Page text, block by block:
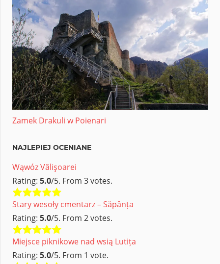
Zamek Drakuli w Poienari
NAJLEPIEJ OCENIANE
Wąwóz Vălişoarei
Rating: 5.0/5. From 3 votes.
Stary wesoły cmentarz – Săpânța
Rating: 5.0/5. From 2 votes.
Miejsce piknikowe nad wsią Lutița
Rating: 5.0/5. From 1 vote.